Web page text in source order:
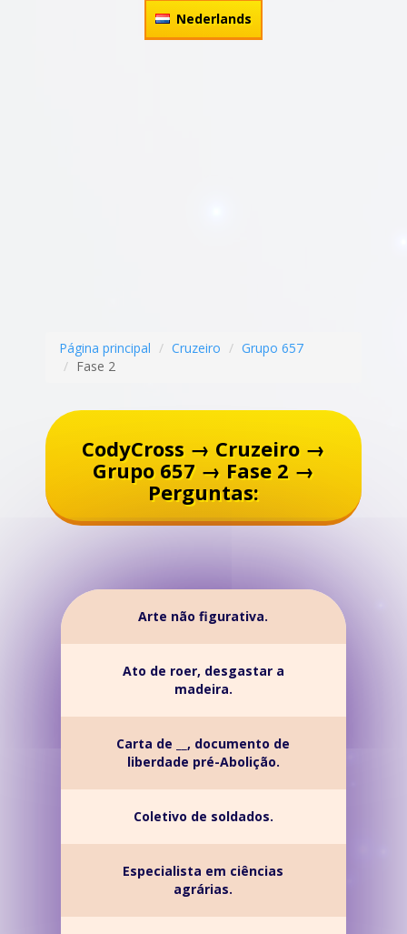
Nederlands
Página principal Cruzeiro
Grupo 657
Fase 2
CodyCross → Cruzeiro →
Grupo 657 → Fase 2 →
Perguntas:
Arte não figurativa.
Ato de roer, desgastar a
madeira.
Carta de __, documento de
liberdade pré-Abolição.
Coletivo de soldados.
Especialista em ciências
agrárias.